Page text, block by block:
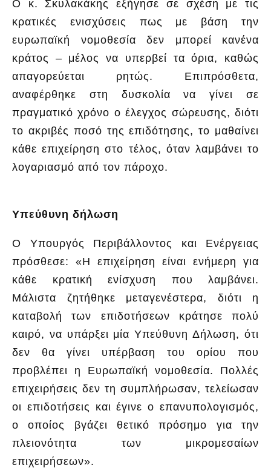
Ο κ. Σκυλακάκης εξήγησε σε σχέση με τις
κρατικές ενισχύσεις πως με βάση την
ευρωπαϊκή νομοθεσία δεν μπορεί κανένα
κράτος – μέλος να υπερβεί τα όρια, καθώς
απαγορεύεται ρητώς. Επιπρόσθετα,
αναφέρθηκε στη δυσκολία να γίνει σε
πραγματικό χρόνο ο έλεγχος σώρευσης, διότι
το ακριβές ποσό της επιδότησης, το μαθαίνει
κάθε επιχείρηση στο τέλος, όταν λαμβάνει το
λογαριασμό από τον πάροχο.
Υπεύθυνη δήλωση
Ο Υπουργός Περιβάλλοντος και Ενέργειας
πρόσθεσε: «Η επιχείρηση είναι ενήμερη για
κάθε κρατική ενίσχυση που λαμβάνει.
Μάλιστα ζητήθηκε μεταγενέστερα, διότι η
καταβολή των επιδοτήσεων κράτησε πολύ
καιρό, να υπάρξει μία Υπεύθυνη Δήλωση, ότι
δεν θα γίνει υπέρβαση του ορίου που
προβλέπει η Ευρωπαϊκή νομοθεσία. Πολλές
επιχειρήσεις δεν τη συμπλήρωσαν, τελείωσαν
οι επιδοτήσεις και έγινε ο επανυπολογισμός,
ο οποίος βγάζει θετικό πρόσημο για την
πλειονότητα των μικρομεσαίων
επιχειρήσεων».